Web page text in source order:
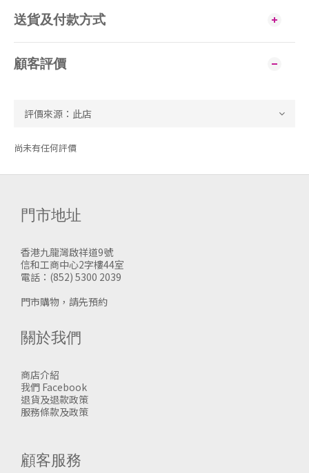
送貨及付款方式
顧客評價
尚未有任何評價
門市地址
香港九龍灣啟祥道9號
信和工商中心2字樓44室
電話：(852) 5300 2039
門市購物，請先預約
關於我們
商店介紹
我們 Facebook
退貨及退款政策
服務條款及政策
顧客服務